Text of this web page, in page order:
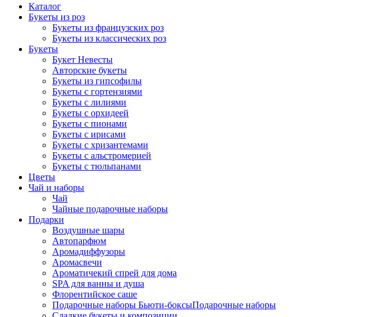
Каталог
Букеты из роз
Букеты из французских роз
Букеты из классических роз
Букеты
Букет Невесты
Авторские букеты
Букеты из гипсофилы
Букеты с гортензиями
Букеты с лилиями
Букеты с орхидеей
Букеты с пионами
Букеты с ирисами
Букеты с хризантемами
Букеты с альстромерией
Букеты с тюльпанами
Цветы
Чай и наборы
Чай
Чайные подарочные наборы
Подарки
Воздушные шары
Автопарфюм
Аромадиффузоры
Аромасвечи
Ароматичекий спрей для дома
SPA для ванны и душа
Флорентийское саше
Подарочные наборы Бьюти-боксыПодарочные наборы